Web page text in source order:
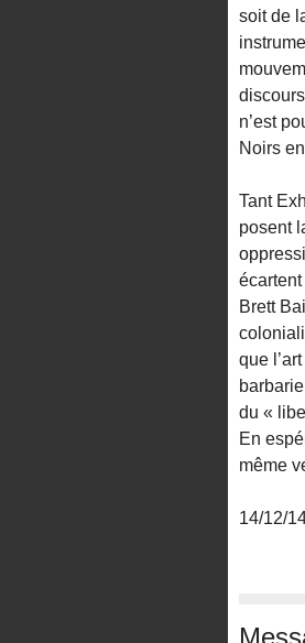
soit de
n’est
Noirs
Tant
posent
Brett
que
du «
En
même
14/12/